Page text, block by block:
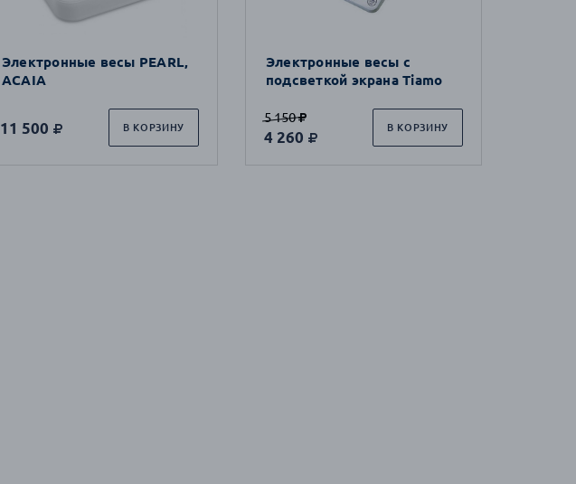
Электронные весы PEARL,
ACAIA
11 500 В КОРЗИНУ
Электронные весы с
подсветкой экрана Tiamo
5 150
4 260
В КОРЗИНУ